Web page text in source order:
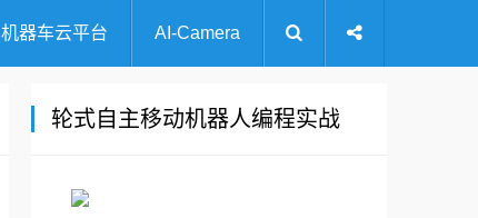
机器车云平台 AI-Camera
轮式自主移动机器人编程实战